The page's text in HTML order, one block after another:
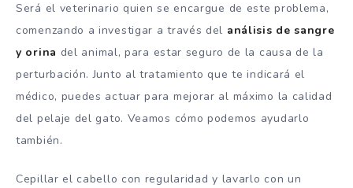
Será el veterinario quien se encargue de este problema,
comenzando a investigar a través del análisis de sangre
y orina del animal, para estar seguro de la causa de la
perturbación. Junto al tratamiento que te indicará el
médico, puedes actuar para mejorar al máximo la calidad
del pelaje del gato. Veamos cómo podemos ayudarlo
también.
Cepillar el cabello con regularidad y lavarlo con un